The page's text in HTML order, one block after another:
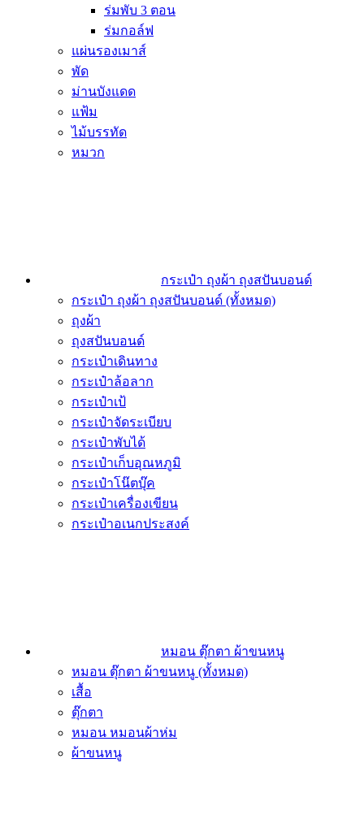
ร่มพับ 3 ตอน
ร่มกอล์ฟ
แผ่นรองเมาส์
พัด
ม่านบังแดด
แฟ้ม
ไม้บรรทัด
หมวก
กระเป๋า ถุงผ้า ถุงสปันบอนด์
กระเป๋า ถุงผ้า ถุงสปันบอนด์ (ทั้งหมด)
ถุงผ้า
ถุงสปันบอนด์
กระเป๋าเดินทาง
กระเป๋าล้อลาก
กระเป๋าเป้
กระเป๋าจัดระเบียบ
กระเป๋าพับได้
กระเป๋าเก็บอุณหภูมิ
กระเป๋าโน๊ตบุ๊ค
กระเป๋าเครื่องเขียน
กระเป๋าอเนกประสงค์
หมอน ตุ๊กตา ผ้าขนหนู
หมอน ตุ๊กตา ผ้าขนหนู (ทั้งหมด)
เสื้อ
ตุ๊กตา
หมอน หมอนผ้าห่ม
ผ้าขนหนู